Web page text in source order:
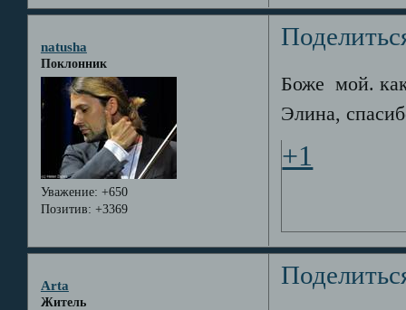
natusha
Поклонник
Уважение: +650
Позитив: +3369
Боже мой.
Элина,
+1
Arta
Житель